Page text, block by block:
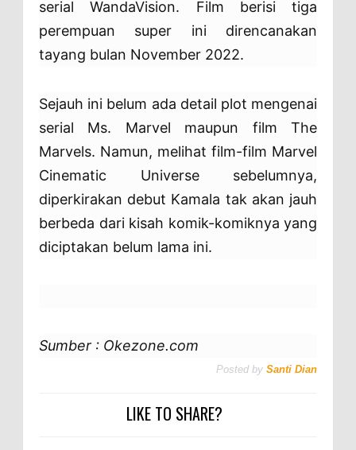
serial WandaVision. Film berisi tiga
perempuan super ini direncanakan
tayang bulan November 2022.
Sejauh ini belum ada detail plot mengenai
serial Ms. Marvel maupun film The
Marvels. Namun, melihat film-film Marvel
Cinematic Universe sebelumnya,
diperkirakan debut Kamala tak akan jauh
berbeda dari kisah komik-komiknya yang
diciptakan belum lama ini.
Sumber : Okezone.com
Posted by Santi Dian
LIKE TO SHARE?